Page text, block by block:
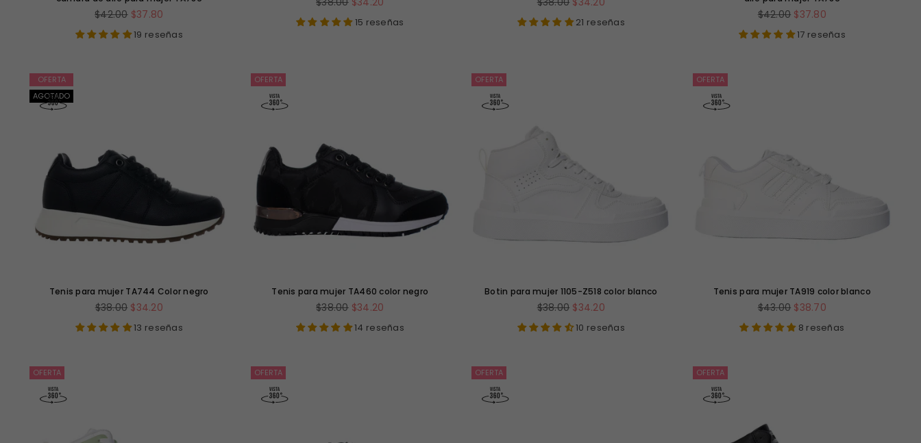
Precio
$42.00 $37.80
19 reseñas
15 reseñas 21 reseñas
Precio
$42.00 $37.80
17 reseñas
OFERTA
AGOTADO
Tenis para mujer TA744 Color negro
Precio
$38.00 $34.20
13 reseñas
OFERTA
Tenis para mujer TA460 color negro
Precio
$38.00 $34.20
14 reseñas
OFERTA
Botin para mujer 1105-Z518 color blanco
Precio
$38.00 $34.20
10 reseñas
OFERTA
Tenis para mujer TA919 color blanco
Precio
$43.00 $38.70
8 reseñas
OFERTA OFERTA OFERTA OFERTA